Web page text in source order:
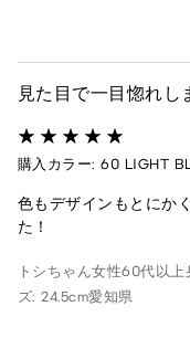
見た目で一目惚れし
購入カラー: 60 LIGHT
色もデザインもとにか
た！
トシちゃん女性60代以上
ズ: 24.5cm愛知県